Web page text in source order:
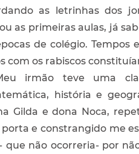
as letrinhas dos
as primeiras aulas, já
de colégio.
com os rabiscos
irmão teve uma
história e
Gilda e dona Noca,
e constrangido me
que não ocorreria- por